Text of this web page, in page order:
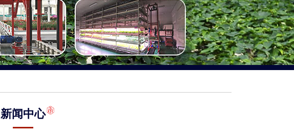
新闻中心